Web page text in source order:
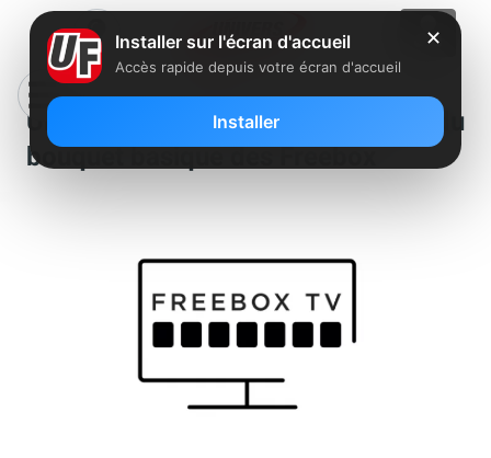
Une chaîne TV française disparaît du
bouquet basique des Freebox
✕
Installer sur l'écran d'accueil
Accès rapide depuis votre écran d'accueil
Installer